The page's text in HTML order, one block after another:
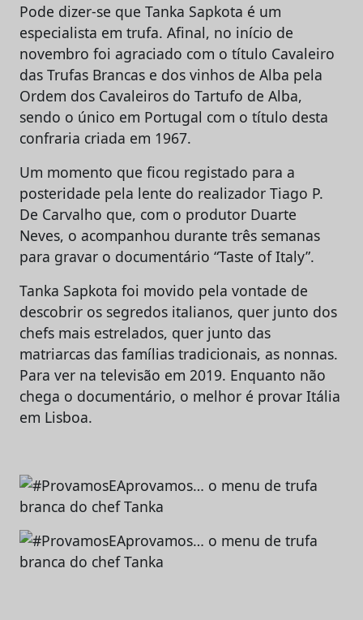
Pode dizer-se que Tanka Sapkota é um
especialista em trufa. Afinal, no início de
novembro foi agraciado com o título Cavaleiro
das Trufas Brancas e dos vinhos de Alba pela
Ordem dos Cavaleiros do Tartufo de Alba,
sendo o único em Portugal com o título desta
confraria criada em 1967.
Um momento que ficou registado para a
posteridade pela lente do realizador Tiago P.
De Carvalho que, com o produtor Duarte
Neves, o acompanhou durante três semanas
para gravar o documentário “Taste of Italy”.
Tanka Sapkota foi movido pela vontade de
descobrir os segredos italianos, quer junto dos
chefs mais estrelados, quer junto das
matriarcas das famílias tradicionais, as nonnas.
Para ver na televisão em 2019. Enquanto não
chega o documentário, o melhor é provar Itália
em Lisboa.